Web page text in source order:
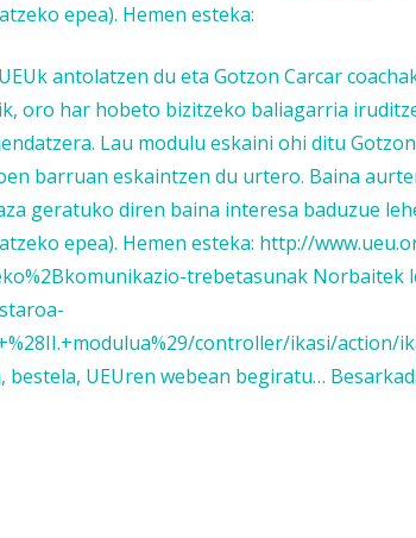
epea). Hemen esteka:
antolatzen du eta Gotzon Carcar
oro har hobeto bizitzeko baliagarria
Lau modulu eskaini ohi ditu
barruan eskaintzen du urtero. Baina
geratuko diren baina interesa baduzue
epea). Hemen esteka: http://
trebetasunak Norbaitek
controller/ikasi/action/
UEUren webean begiratu…